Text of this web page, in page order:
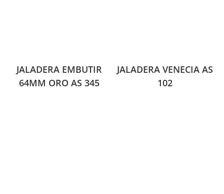
JALADERA EMBUTIR
64MM ORO AS 345
JALADERA VENECIA AS
102